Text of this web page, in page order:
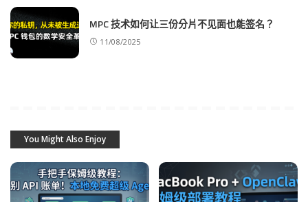
MPC 技术如何让三份分片不见面也能签名？
11/08/2025
You Might Also Enjoy